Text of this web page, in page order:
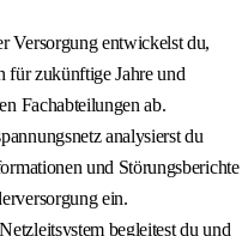
Versorgung entwickelst du,
für zukünftige Jahre und
Fachabteilungen ab.
analysierst du
und Störungsberichte
ein.
begleitest du und